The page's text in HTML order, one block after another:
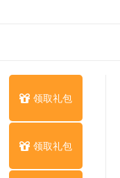
领取礼包
领取礼包